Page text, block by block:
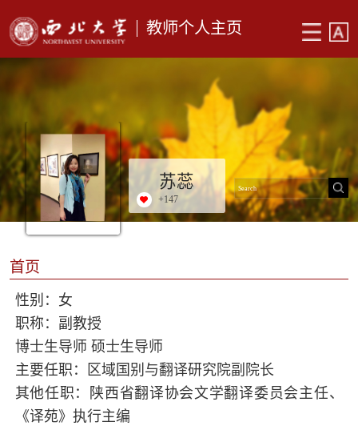
教师个人主页
苏蕊
+147
首页
性别：女
职称：副教授
博士生导师 硕士生导师
主要任职：区域国别与翻译研究院副院长
其他任职：陕西省翻译协会文学翻译委员会主任、
《译苑》执行主编